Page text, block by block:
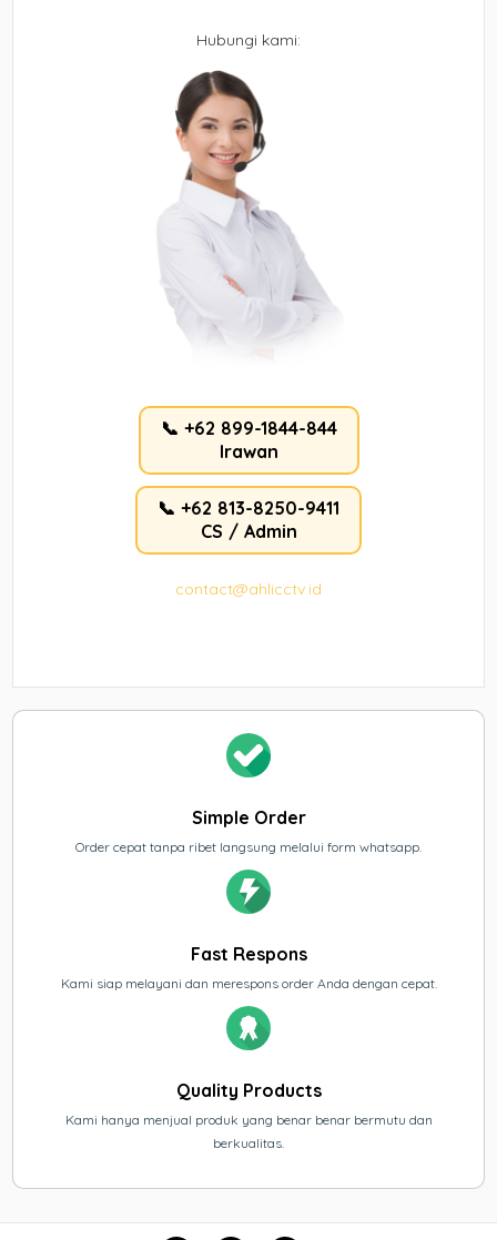
Hubungi kami:
📞 +62 899-1844-844
Irawan
📞 +62 813-8250-9411
CS / Admin
contact@ahlicctv.id
Simple Order
Order cepat tanpa ribet langsung melalui form whatsapp.
Fast Respons
Kami siap melayani dan merespons order Anda dengan cepat.
Quality Products
Kami hanya menjual produk yang benar benar bermutu dan
berkualitas.